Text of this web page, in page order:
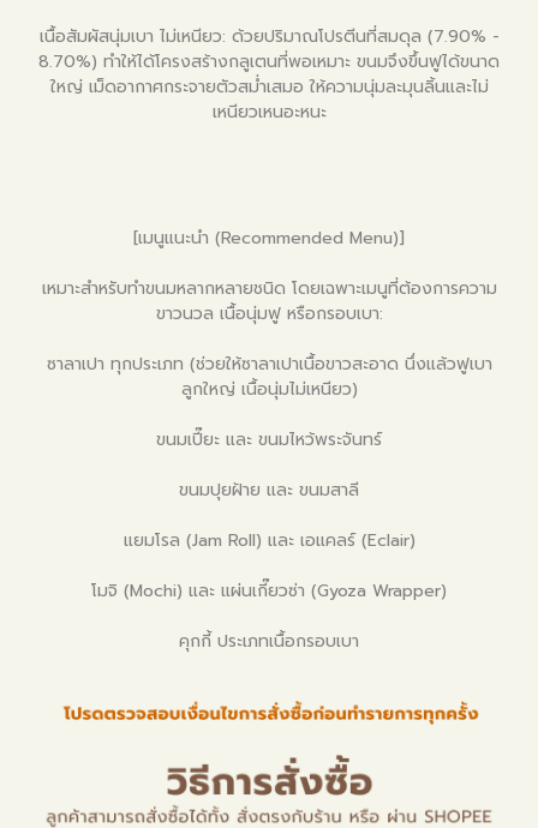
เนื้อสัมผัสนุ่มเบา ไม่เหนียว: ด้วยปริมาณโปรตีนที่สมดุล (7.90% -
8.70%) ทำให้ได้โครงสร้างกลูเตนที่พอเหมาะ ขนมจึงขึ้นฟูได้ขนาด
ใหญ่ เม็ดอากาศกระจายตัวสม่ำเสมอ ให้ความนุ่มละมุนลิ้นและไม่
เหนียวเหนอะหนะ
[เมนูแนะนำ (Recommended Menu)]
เหมาะสำหรับทำขนมหลากหลายชนิด โดยเฉพาะเมนูที่ต้องการความ
ขาวนวล เนื้อนุ่มฟู หรือกรอบเบา:
ซาลาเปา ทุกประเภท (ช่วยให้ซาลาเปาเนื้อขาวสะอาด นึ่งแล้วฟูเบา
ลูกใหญ่ เนื้อนุ่มไม่เหนียว)
ขนมเปี๊ยะ และ ขนมไหว้พระจันทร์
ขนมปุยฝ้าย และ ขนมสาลี
แยมโรล (Jam Roll) และ เอแคลร์ (Eclair)
โมจิ (Mochi) และ แผ่นเกี๊ยวซ่า (Gyoza Wrapper)
คุกกี้ ประเภทเนื้อกรอบเบา